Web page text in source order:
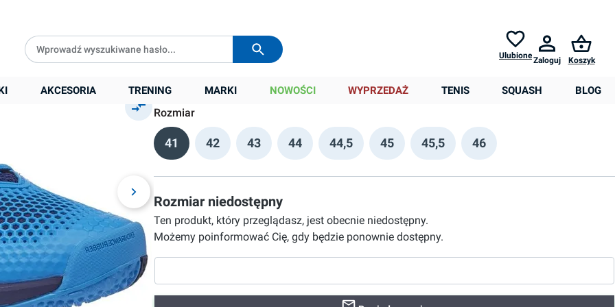
UlubioneZaloguj Koszyk
AKCESORIA TRENING MARKI NOWOŚCI WYPRZEDAŻ TENIS SQUASH BLOG
489,90 zł
Rozmiar
41 42 43 44 44,5 45 45,5 46
Rozmiar niedostępny
Ten produkt, który przeglądasz, jest obecnie niedostępny.
Możemy poinformować Cię, gdy będzie ponownie dostępny.